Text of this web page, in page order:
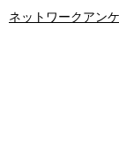
ネットワークアン